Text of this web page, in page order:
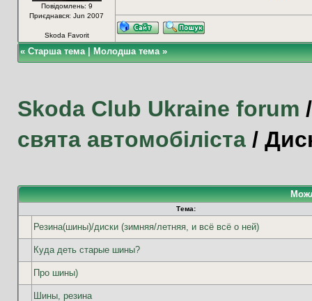
Повідомлень: 9
Приєднався: Jun 2007
Skoda Favorit
«Старша тема|Молодша тема»
Skoda Club Ukraine forum
свята автомобіліста /
Тема:
Резина(шины)/диски (зимняя/летняя, и всё всё о ней)
Куда деть старые шины?
Про шины)
Шины, резина